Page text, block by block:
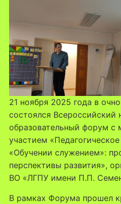
21 ноября 2025 года в
состоялся Всероссийский
образовательный форум
участием
«Обучении служением»:
перспективы развития»,
ВО «ЛГПУ имени П.П.
В рамках Форума прошел